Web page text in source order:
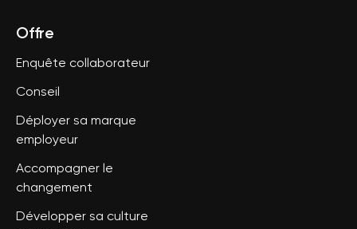
Offre
Enquête collaborateur
Conseil
Déployer sa marque
employeur
Accompagner le
changement
Développer sa culture